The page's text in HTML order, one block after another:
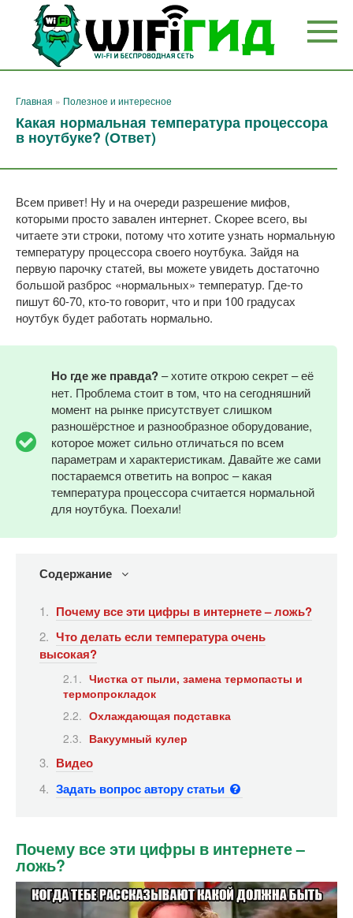
Перейти
контенту
Главная » Полезное и интересное
Какая нормальная температура процессора
в ноутбуке? (Ответ)
Всем привет! Ну и на очереди разрешение мифов,
которыми просто завален интернет. Скорее всего, вы
читаете эти строки, потому что хотите узнать нормальную
температуру процессора своего ноутбука. Зайдя на
первую парочку статей, вы можете увидеть достаточно
большой разброс «нормальных» температур. Где-то
пишут 60-70, кто-то говорит, что и при 100 градусах
ноутбук будет работать нормально.
Но где же правда?– хотите открою секрет – её
нет. Проблема стоит в том, что на сегодняшний
момент на рынке присутствует слишком
разношёрстное и разнообразное оборудование,
которое может сильно отличаться по всем
параметрам и характеристикам. Давайте же сами
постараемся ответить на вопрос – какая
температура процессора считается нормальной
для ноутбука. Поехали!
Содержание
Почему все эти цифры в интернете – ложь?
Что делать если температура очень
высокая?
Чистка от пыли, замена термопасты и
термопрокладок
Охлаждающая подставка
Вакуумный кулер
Видео
Задать вопрос автору статьи
Почему все эти цифры в интернете –
ложь?